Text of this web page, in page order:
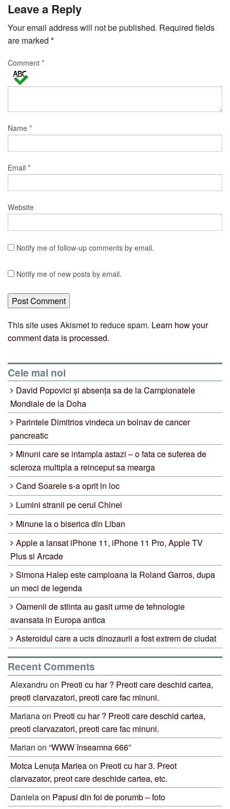
Leave a Reply
Your email address will not be published. Required fields
are marked *
Comment *
Name *
Email *
Website
Notify me of follow-up comments by email.
Notify me of new posts by email.
This site uses Akismet to reduce spam. Learn how your
comment data is processed.
Cele mai noi
David Popovici și absența sa de la Campionatele
Mondiale de la Doha
Parintele Dimitrios vindeca un bolnav de cancer
pancreatic
Minuni care se intampla astazi – o fata ce suferea de
scleroza multipla a reinceput sa mearga
Cand Soarele s-a oprit in loc
Lumini stranii pe cerul Chinei
Minune la o biserica din Liban
Apple a lansat iPhone 11, iPhone 11 Pro, Apple TV
Plus si Arcade
Simona Halep este campioana la Roland Garros, dupa
un meci de legenda
Oamenii de stiinta au gasit urme de tehnologie
avansata in Europa antica
Asteroidul care a ucis dinozaurii a fost extrem de ciudat
Recent Comments
Alexandru on Preoti cu har ? Preoti care deschid cartea,
preoti clarvazatori, preoti care fac minuni.
Marianaon Preoti cu har ? Preoti care deschid cartea,
preoti clarvazatori, preoti care fac minuni.
Marian on “WWW înseamna 666”
Motca Lenuța Marieaon Preoti cu har 3. Preot
clarvazator, preot care deschide cartea, etc.
Danielaon Papusi din foi de porumb – foto